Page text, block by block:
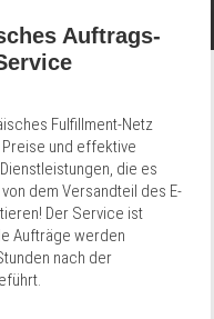
Auftrags-
Fulfillment-Netz
und effektive
die es
dem Versandteil des E-
Der Service ist
Aufträge werden
nach der